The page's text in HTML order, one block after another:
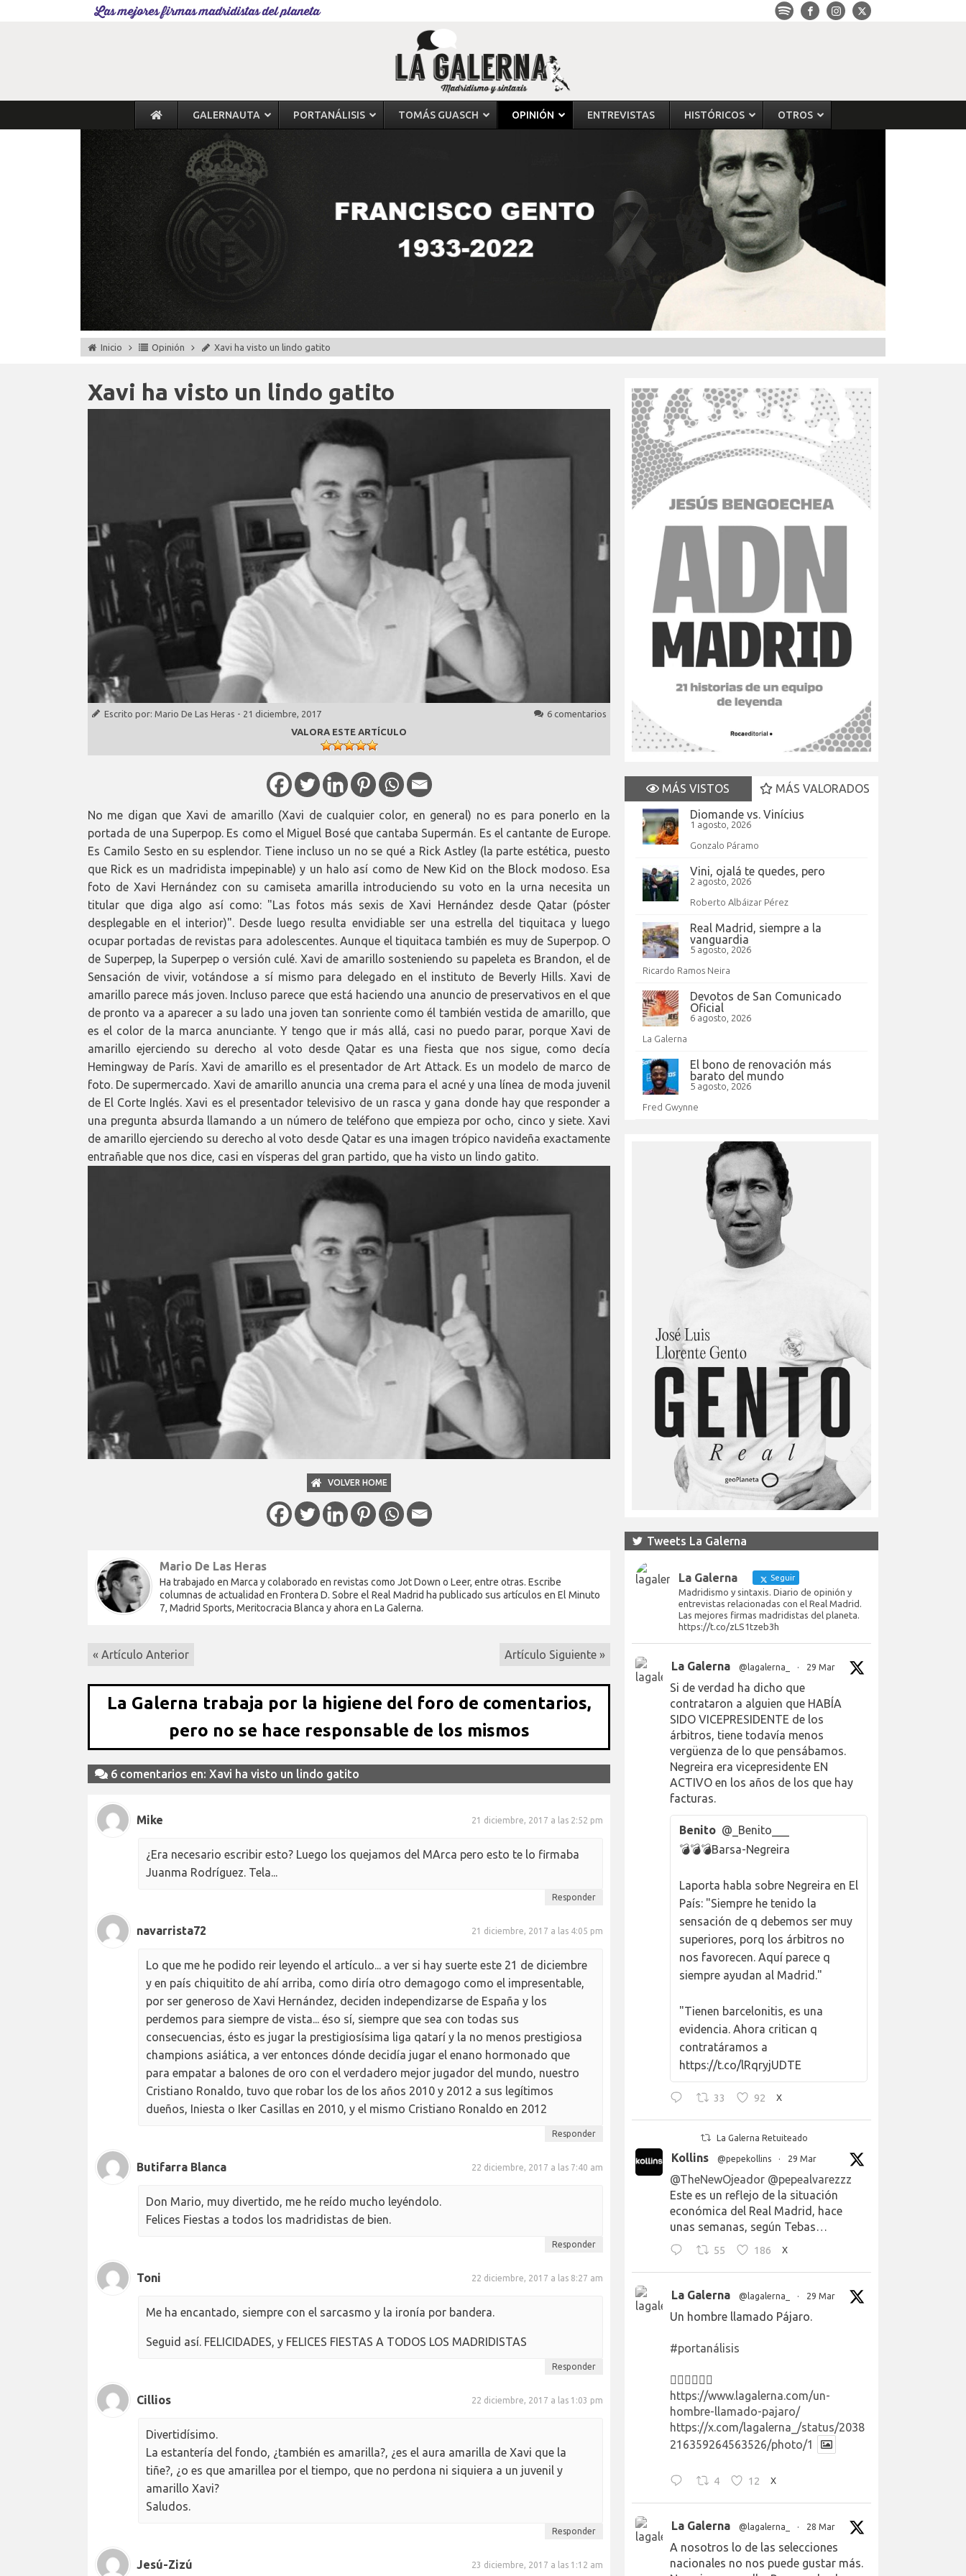
Las mejores firmas madridistas del planeta
GALERNAUTA PORTANÁLISIS TOMÁS GUASCH OPINIÓN ENTREVISTAS HISTÓRICOS OTROS
Inicio Opinión Xavi ha visto un lindo gatito
Xavi ha visto un lindo gatito
Escrito por: Mario De Las Heras - 21 diciembre, 2017
6 comentarios
VALORA ESTE ARTÍCULO
No me digan que Xavi de amarillo (Xavi de cualquier color, en general) no es para ponerlo en la
portada de una Superpop. Es como el Miguel Bosé que cantaba Supermán. Es el cantante de Europe.
Es Camilo Sesto en su esplendor. Tiene incluso un no se qué a Rick Astley (la parte estética, puesto
que Rick es un madridista impepinable) y un halo así como de New Kid on the Block modoso. Esa
foto de Xavi Hernández con su camiseta amarilla introduciendo su voto en la urna necesita un
titular que diga algo así como: "Las fotos más sexis de Xavi Hernández desde Qatar (póster
desplegable en el interior)". Desde luego resulta envidiable ser una estrella del tiquitaca y luego
ocupar portadas de revistas para adolescentes. Aunque el tiquitaca también es muy de Superpop. O
de Superpep, la Superpep o versión culé. Xavi de amarillo sosteniendo su papeleta es Brandon, el de
Sensación de vivir, votándose a sí mismo para delegado en el instituto de Beverly Hills. Xavi de
amarillo parece más joven. Incluso parece que está haciendo una anuncio de preservativos en el que
de pronto va a aparecer a su lado una joven tan sonriente como él también vestida de amarillo, que
es el color de la marca anunciante. Y tengo que ir más allá, casi no puedo parar, porque Xavi de
amarillo ejerciendo su derecho al voto desde Qatar es una fiesta que nos sigue, como decía
Hemingway de París. Xavi de amarillo es el presentador de Art Attack. Es un modelo de marco de
foto. De supermercado. Xavi de amarillo anuncia una crema para el acné y una línea de moda juvenil
de El Corte Inglés. Xavi es el presentador televisivo de un rasca y gana donde hay que responder a
una pregunta absurda llamando a un número de teléfono que empieza por ocho, cinco y siete. Xavi
de amarillo ejerciendo su derecho al voto desde Qatar es una imagen trópico navideña exactamente
entrañable que nos dice, casi en vísperas del gran partido, que ha visto un lindo gatito.
VOLVER HOME
Mario De Las Heras
Ha trabajado en Marca y colaborado en revistas como Jot Down o Leer, entre otras. Escribe
columnas de actualidad en Frontera D. Sobre el Real Madrid ha publicado sus artículos en El Minuto
7, Madrid Sports, Meritocracia Blanca y ahora en La Galerna.
« Artículo Anterior Artículo Siguiente »
La Galerna trabaja por la higiene del foro de comentarios,
pero no se hace responsable de los mismos
6 comentarios en: Xavi ha visto un lindo gatito
Mike 21 diciembre, 2017 a las 2:52 pm
¿Era necesario escribir esto? Luego los quejamos del MArca pero esto te lo firmaba
Juanma Rodríguez. Tela...
Responder
navarrista72 21 diciembre, 2017 a las 4:05 pm
Lo que me he podido reir leyendo el artículo... a ver si hay suerte este 21 de diciembre
y en país chiquitito de ahí arriba, como diría otro demagogo como el impresentable,
por ser generoso de Xavi Hernández, deciden independizarse de España y los
perdemos para siempre de vista... éso sí, siempre que sea con todas sus
consecuencias, ésto es jugar la prestigiosísima liga qatarí y la no menos prestigiosa
champions asiática, a ver entonces dónde decidía jugar el enano hormonado que
para empatar a balones de oro con el verdadero mejor jugador del mundo, nuestro
Cristiano Ronaldo, tuvo que robar los de los años 2010 y 2012 a sus legítimos
dueños, Iniesta o Iker Casillas en 2010, y el mismo Cristiano Ronaldo en 2012
Responder
Butifarra Blanca 22 diciembre, 2017 a las 7:40 am
Don Mario, muy divertido, me he reído mucho leyéndolo.
Felices Fiestas a todos los madridistas de bien.
Responder
Toni 22 diciembre, 2017 a las 8:27 am
Me ha encantado, siempre con el sarcasmo y la ironía por bandera.
Seguid así. FELICIDADES, y FELICES FIESTAS A TODOS LOS MADRIDISTAS
Responder
Cillios 22 diciembre, 2017 a las 1:03 pm
Divertidísimo.
La estantería del fondo, ¿también es amarilla?, ¿es el aura amarilla de Xavi que la
tiñe?, ¿o es que amarillea por el tiempo, que no perdona ni siquiera a un juvenil y
amarillo Xavi?
Saludos.
Responder
Jesú-Zizú 23 diciembre, 2017 a las 1:12 am
MÁS VISTOS
MÁS VALORADOS
Diomande vs. Vinícius
1 agosto, 2026
Gonzalo Páramo
Vini, ojalá te quedes, pero
2 agosto, 2026
Roberto Albáizar Pérez
Real Madrid, siempre a la
vanguardia
5 agosto, 2026
Ricardo Ramos Neira
Devotos de San Comunicado
Oficial
6 agosto, 2026
La Galerna
El bono de renovación más
barato del mundo
5 agosto, 2026
Fred Gwynne
Tweets La Galerna
La Galerna Seguir
Madridismo y sintaxis. Diario de opinión y
entrevistas relacionadas con el Real Madrid.
Las mejores firmas madridistas del planeta.
https://t.co/zLS1tzeb3h
La Galerna @lagalerna_ · 29 Mar
Si de verdad ha dicho que
contrataron a alguien que HABÍA
SIDO VICEPRESIDENTE de los
árbitros, tiene todavía menos
vergüenza de lo que pensábamos.
Negreira era vicepresidente EN
ACTIVO en los años de los que hay
facturas.
Benito @_Benito___
💣💣💣Barsa-Negreira
Laporta habla sobre Negreira en El
País: "Siempre he tenido la
sensación de q debemos ser muy
superiores, porq los árbitros no
nos favorecen. Aquí parece q
siempre ayudan al Madrid."
"Tienen barcelonitis, es una
evidencia. Ahora critican q
contratáramos a
https://t.co/lRqryjUDTE
33 92 X
La Galerna Retuiteado
Kollins @pepekollins · 29 Mar
@TheNewOjeador @pepealvarezzz
Este es un reflejo de la situación
económica del Real Madrid, hace
unas semanas, según Tebas…
55 186 X
La Galerna @lagalerna_ · 29 Mar
Un hombre llamado Pájaro.
#portanálisis
👉🏻👉🏻👉🏻
https://www.lagalerna.com/un-
hombre-llamado-pajaro/
https://x.com/lagalerna_/status/2038
216359264563526/photo/1
4 12 X
La Galerna @lagalerna_ · 28 Mar
A nosotros lo de las selecciones
nacionales no nos puede gustar más.